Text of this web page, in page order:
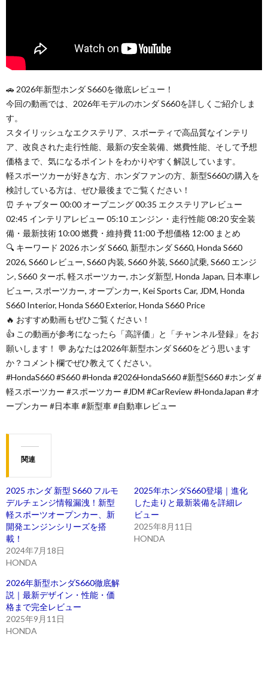
🚗 2026年新型ホンダ S660を徹底レビュー！
今回の動画では、2026年モデルのホンダ S660を詳しくご紹介しま
す。
スタイリッシュなエクステリア、スポーティで高品質なインテリ
ア、改良された走行性能、最新の安全装備、燃費性能、そして予想
価格まで、気になるポイントをわかりやすく解説しています。
軽スポーツカーが好きな方、ホンダファンの方、新型S660の購入を
検討している方は、ぜひ最後までご覧ください！
⏰ チャプター 00:00 オープニング 00:35 エクステリアレビュー
02:45 インテリアレビュー 05:10 エンジン・走行性能 08:20 安全装
備・最新技術 10:00 燃費・維持費 11:00 予想価格 12:00 まとめ
🔍 キーワード 2026 ホンダ S660, 新型ホンダ S660, Honda S660
2026, S660 レビュー, S660 内装, S660 外装, S660 試乗, S660 エンジ
ン, S660 ターボ, 軽スポーツカー, ホンダ新型, Honda Japan, 日本車レ
ビュー, スポーツカー, オープンカー, Kei Sports Car, JDM, Honda
S660 Interior, Honda S660 Exterior, Honda S660 Price
🔥 おすすめ動画もぜひご覧ください！
👍 この動画が参考になったら「高評価」と「チャンネル登録」をお
願いします！ 💬 あなたは2026年新型ホンダ S660をどう思います
か？コメント欄でぜひ教えてください。
#HondaS660 #S660 #Honda #2026HondaS660 #新型S660 #ホンダ #
軽スポーツカー #スポーツカー #JDM #CarReview #HondaJapan #オ
ープンカー #日本車 #新型車 #自動車レビュー
関連
2025 ホンダ 新型 S660 フルモ
デルチェンジ情報漏洩！新型
軽スポーツオープンカー、新
開発エンジンシリーズを搭
載！
2024年7月18日
HONDA
2025年ホンダS660登場｜進化
した走りと最新装備を詳細レ
ビュー
2025年8月11日
HONDA
2026年新型ホンダS660徹底解
説｜最新デザイン・性能・価
格まで完全レビュー
2025年9月11日
HONDA